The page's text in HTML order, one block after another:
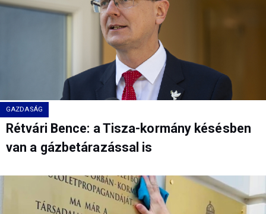
GAZDASÁG
Rétvári Bence: a Tisza-kormány késésben
van a gázbetárazással is